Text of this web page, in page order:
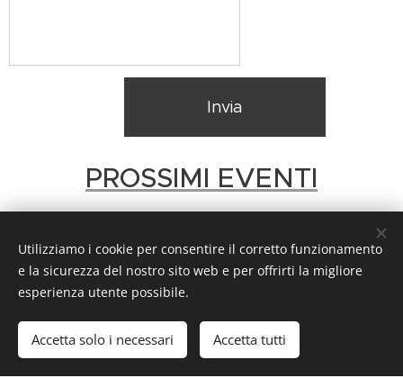
Invia
PROSSIMI EVENTI
© 2022 Studyo Yoga. Tutti i diritti riservati.
Creato con
Webnode Cookies
Utilizziamo i cookie per consentire il corretto funzionamento
e la sicurezza del nostro sito web e per offrirti la migliore
esperienza utente possibile.
Accetta solo i necessari Accetta tutti